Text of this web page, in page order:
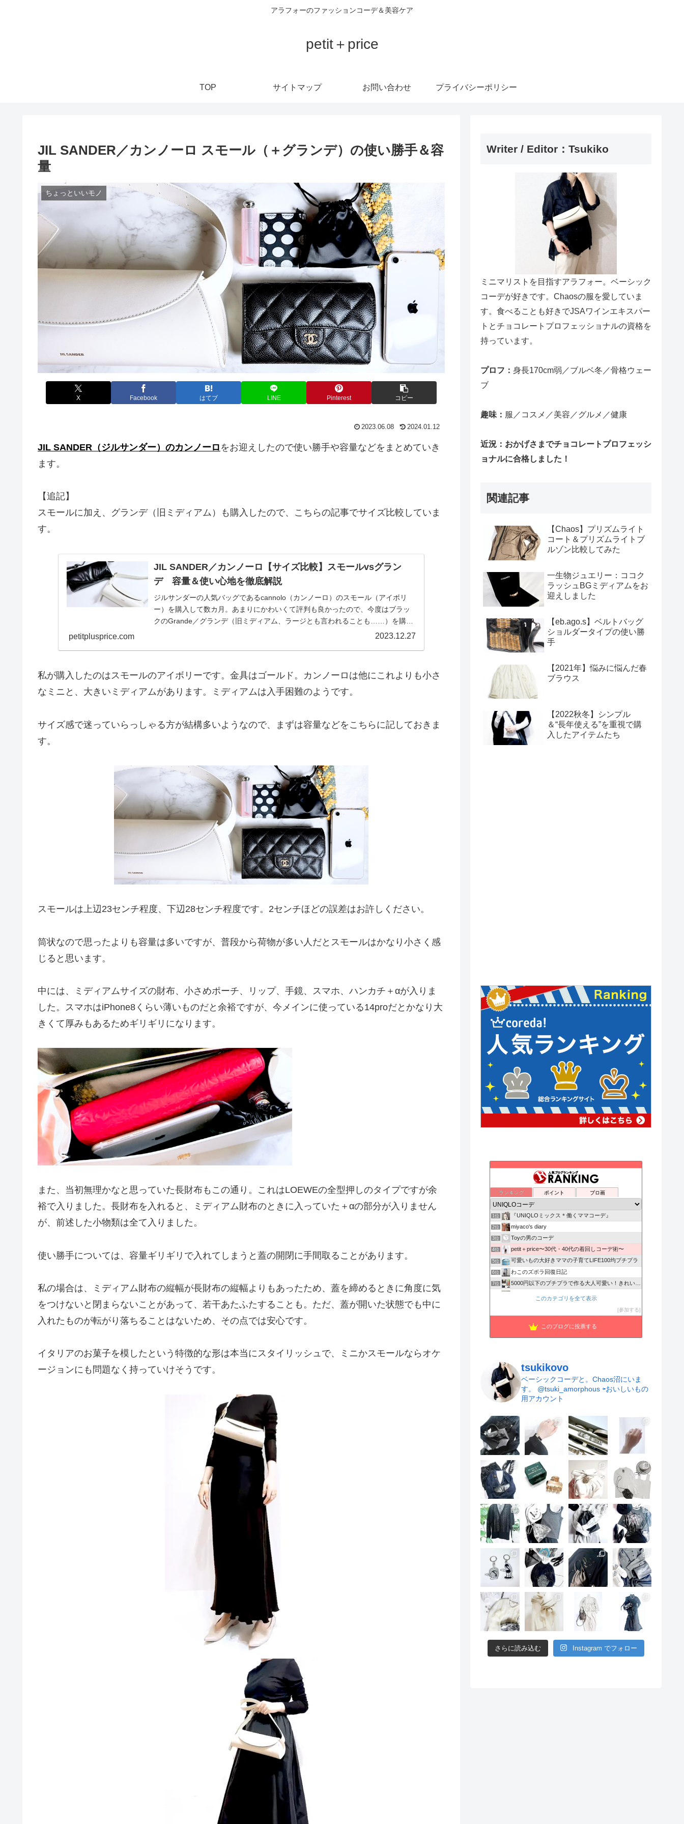
アラフォーのファッションコーデ＆美容ケア
petit＋price
TOP サイトマップ お問い合わせ プライバシーポリシー
JIL SANDER／カンノーロ スモール（＋グランデ）の使い勝手＆容
量
ちょっといいモノ
X Facebook はてブ LINE Pinterest コピー
2023.06.08 2024.01.12
JIL SANDER（ジルサンダー）のカンノーロ をお迎えしたので使い勝手や容量などをまとめていき
ます。
【追記】
スモールに加え、グランデ（旧ミディアム）も購入したので、こちらの記事でサイズ比較していま
す。
JIL SANDER／カンノーロ【サイズ比較】スモールvsグラン
デ 容量＆使い心地を徹底解説
ジルサンダーの人気バッグであるcannolo（カンノーロ）のスモール（アイボリ
ー）を購入して数カ月。あまりにかわいくて評判も良かったので、今度はブラッ
クのGrande／グランデ（旧ミディアム、ラージとも言われることも……）を購入
petitplusprice.com 2023.12.27
私が購入したのはスモールのアイボリーです。金具はゴールド。カンノーロは他にこれよりも小さ
なミニと、大きいミディアムがあります。ミディアムは入手困難のようです。
サイズ感で迷っていらっしゃる方が結構多いようなので、まずは容量などをこちらに記しておきま
す。
スモールは上辺23センチ程度、下辺28センチ程度です。2センチほどの誤差はお許しください。
筒状なので思ったよりも容量は多いですが、普段から荷物が多い人だとスモールはかなり小さく感
じると思います。
中には、ミディアムサイズの財布、小さめポーチ、リップ、手鏡、スマホ、ハンカチ＋αが入りま
した。スマホはiPhone8くらい薄いものだと余裕ですが、今メインに使っている14proだとかなり大
きくて厚みもあるためギリギリになります。
また、当初無理かなと思っていた長財布もこの通り。これはLOEWEの全型押しのタイプですが余
裕で入りました。長財布を入れると、ミディアム財布のときに入っていた＋αの部分が入りません
が、前述した小物類は全て入りました。
使い勝手については、容量ギリギリで入れてしまうと蓋の開閉に手間取ることがあります。
私の場合は、ミディアム財布の縦幅が長財布の縦幅よりもあったため、蓋を締めるときに角度に気
をつけないと閉まらないことがあって、若干あたふたすることも。ただ、蓋が開いた状態でも中に
入れたものが転がり落ちることはないため、その点では安心です。
イタリアのお菓子を模したという特徴的な形は本当にスタイリッシュで、ミニかスモールならオケ
ージョンにも問題なく持っていけそうです。
Writer / Editor：Tsukiko
ミニマリストを目指すアラフォー。ベーシック
コーデが好きです。Chaosの服を愛していま
す。食べることも好きでJSAワインエキスパー
トとチョコレートプロフェッショナルの資格を
持っています。
プロフ： 身長170cm弱／ブルベ冬／骨格ウェー
ブ
趣味： 服／コスメ／美容／グルメ／健康
近況：おかげさまでチョコレートプロフェッシ
ョナルに合格しました！
関連記事
【Chaos】プリズムライト
コート＆プリズムライトブ
ルゾン比較してみた
一生物ジュエリー：ココク
ラッシュBGミディアムをお
迎えしました
【eb.ago.s】ベルトバッグ
ショルダータイプの使い勝
手
【2021年】悩みに悩んだ春
ブラウス
【2022秋冬】シンプル
＆“長年使える”を重視で購
入したアイテムたち
ランキング ポイント ブロ画
1位 『UNIQLOミックス＊働くママコーデ』
2位 miyaco's diary
3位 Toyの男のコーデ
4位 petit＋price〜30代・40代の着回しコーデ術〜
5位 可愛いもの大好きママの子育てLIFE100均プチプラ
6位 わこのズボラ回復日記
7位 5000円以下のプチプラで作る大人可愛い！きれいめカジュアル
10位 服メンズブログ
12位 「ちょうどいいおじさん」のつくりかた
14位
15位 僕らのゆるい暮らし 30代2児のパパブログ
このカテゴリを全て表示
参加する
このブログに投票する
tsukikovo
ベーシックコーデと。Chaos沼にいま
す。
@tsuki_amorphous ⇦おいしいもの
用アカウント
さらに読み込む Instagram でフォロー